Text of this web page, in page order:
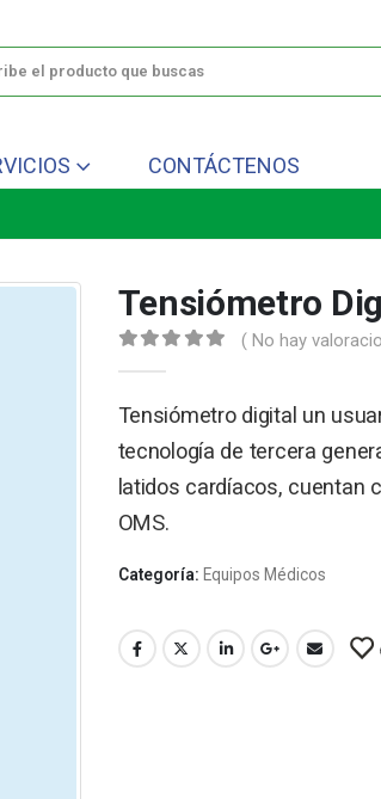
CONTÁCTENOS
Tensiómetro
( No hay
Tensiómetro digital un
tecnología de tercera
latidos cardíacos, cuentan
OMS.
Categoría: Equipos Médicos